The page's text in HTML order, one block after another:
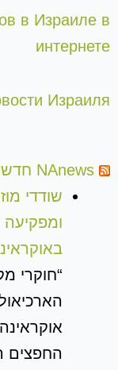
в Израиле в
интернете
Израиля
NAnews חדשות ישראל Nikk.Agency
שודדי
ומפקיעה
“חוקרי
החפצים